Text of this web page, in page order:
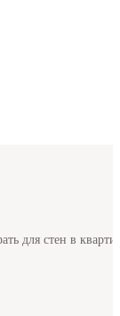
для стен в